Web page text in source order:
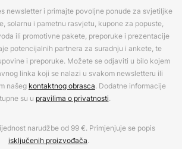
newsletter i primajte povoljne ponude za svjetiljke
solarnu i pametnu rasvjetu, kupone za popuste,
ili promotivne pakete, preporuke i prezentacije
potencijalnih partnera za suradnju i ankete, te
i preporuke. Možete se odjaviti u bilo kojem
linka koji se nalazi u svakom newsletteru ili
našeg kontaktnog obrasca. Dodatne informacije
su u pravilima o privatnosti.
narudžbe od 99 €. Primjenjuje se popis
isključenih proizvođača.